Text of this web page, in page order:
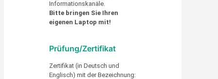
Informationskanäle.
Bitte bringen Sie Ihren
eigenen Laptop mit!
Prüfung/Zertifikat
Zertifikat (in Deutsch und
Englisch) mit der Bezeichnung: